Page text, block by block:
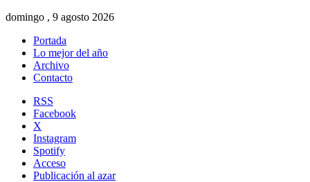
domingo , 9 agosto 2026
Portada
Lo mejor del año
Archivo
Contacto
RSS
Facebook
X
Instagram
Spotify
Acceso
Publicación al azar